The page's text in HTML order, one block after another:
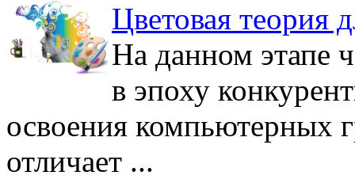
Цветовая теория
На данном этапе
в эпоху
освоения компьютерных
отличает ...